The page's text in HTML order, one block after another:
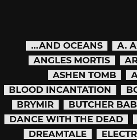
...AND OCEANS
A.
ANGLES MORTIS
ASHEN TOMB
BLOOD INCANTATION
BRYMIR
BUTCHER
DANCE WITH THE DEAD
DREAMTALE